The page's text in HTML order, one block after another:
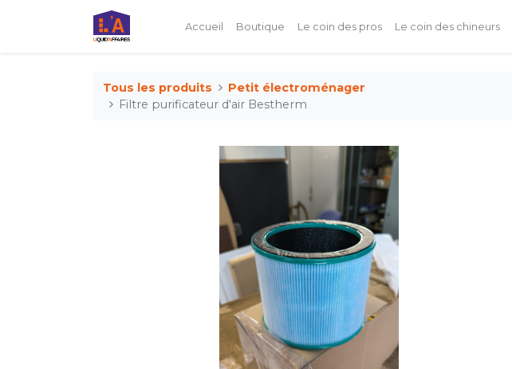
Accueil Boutique Le coin des pros Le coin des chineurs
Tous les produits
Petit électroménager
Filtre purificateur d'air Bestherm